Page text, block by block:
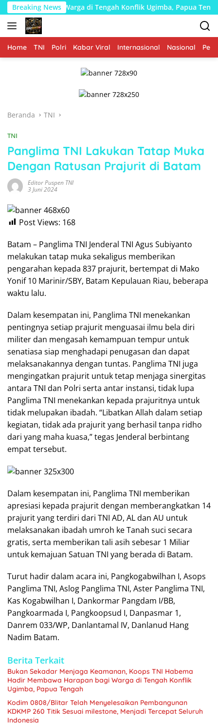
Langsung
ke
konten
Breaking News
Warga di Tengah Konflik Ugimba, Papua Tengah
Home TNI Polri Kabar Viral Internasional Nasional
Beranda TNI
TNI
Panglima TNI Lakukan Tatap Muka
Dengan Ratusan Prajurit di Batam
Editor Puspen TNI
3 Juni 2024
Post Views: 168
Batam – Panglima TNI Jenderal TNI Agus Subiyanto
melakukan tatap muka sekaligus memberikan
pengarahan kepada 837 prajurit, bertempat di Mako
Yonif 10 Marinir/SBY, Batam Kepulauan Riau, beberapa
waktu lalu.
Dalam kesempatan ini, Panglima TNI menekankan
pentingnya setiap prajurit menguasai ilmu bela diri
militer dan mengasah kemampuan tempur untuk
senatiasa siap menghadapi penugasan dan dapat
melaksanakannya dengan tuntas. Panglima TNI juga
mengingatkan prajurit untuk tetap menjaga sinergitas
antara TNI dan Polri serta antar instansi, tidak lupa
Panglima TNI menekankan kepada prajuritnya untuk
tidak melupakan ibadah. “Libatkan Allah dalam setiap
kegiatan, tidak ada prajurit yang berhasil tanpa ridho
dari yang maha kuasa,” tegas Jenderal berbintang
empat tersebut.
Dalam kesempatan ini, Panglima TNI memberikan
apresiasi kepada prajurit dengan memberangkatkan 14
prajurit yang terdiri dari TNI AD, AL dan AU untuk
melaksanakan ibadah umroh ke Tanah suci secara
gratis, serta memberikan tali asih sebesar 1 Miliar
untuk kemajuan Satuan TNI yang berada di Batam.
Turut hadir dalam acara ini, Pangkogabwilhan I, Asops
Panglima TNI, Aslog Panglima TNI, Aster Panglima TNI,
Kas Kogabwilhan I, Dankormar Pangdam I/BB,
Pangkoarmada I, Pangkoopsud I, Danpasmar 1,
Danrem 033/WP, Danlantamal IV, Danlanud Hang
Nadim Batam.
Berita Terkait
Bukan Sekadar Menjaga Keamanan, Koops TNI Habema
Hadir Membawa Harapan bagi Warga di Tengah Konflik
Ugimba, Papua Tengah
Kodim 0808/Blitar Telah Menyelesaikan Pembangunan
KDKMP 260 Titik Sesuai milestone, Menjadi Tercepat Seluruh
Indonesia